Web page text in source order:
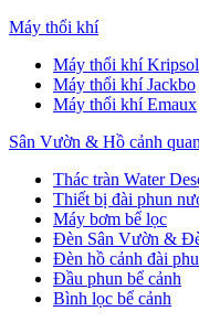
Máy thổi khí
Máy thổi khí Kripsol
Máy thổi khí Jackbo
Máy thổi khí Emaux
Sân Vườn & Hồ cảnh quan
Thác tràn Water
Thiết bị đài phun
Máy bơm bể lọc
Đèn Sân Vườn &
Đèn hồ cảnh đài
Đầu phun bể cảnh
Bình lọc bể cảnh